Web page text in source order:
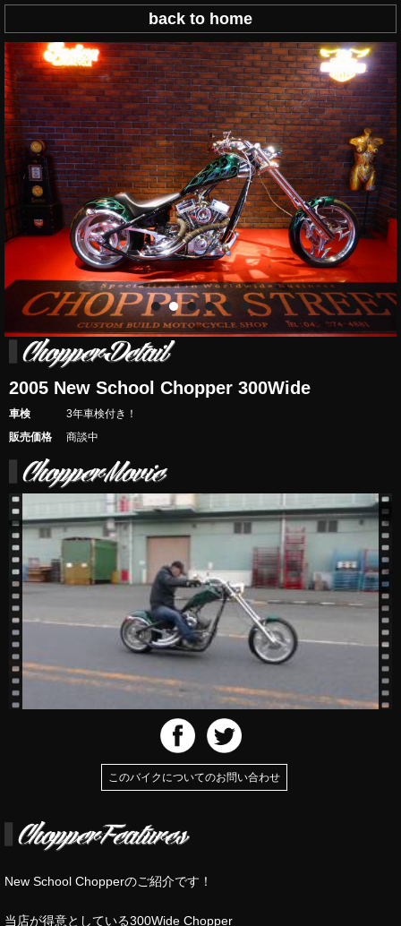
back to home
2005 New School Chopper 300Wide
車検
3年車検付き！
販売価格
商談中
このバイクについてのお問い合わせ
New School Chopperのご紹介です！
当店が得意としている300Wide Chopper